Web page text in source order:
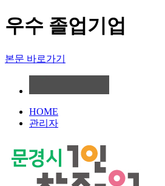
우수 졸업기업
본문 바로가기
HOME
관리자